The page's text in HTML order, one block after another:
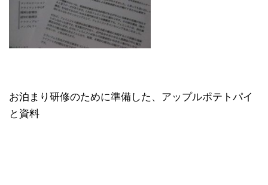
お泊まり研修のために準備した、アップルポテトパイ
と資料